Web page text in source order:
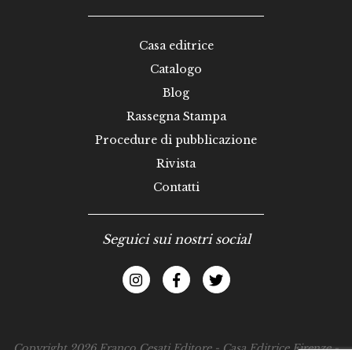
Casa editrice
Catalogo
Blog
Rassegna Stampa
Procedure di pubblicazione
Rivista
Contatti
Seguici sui nostri social